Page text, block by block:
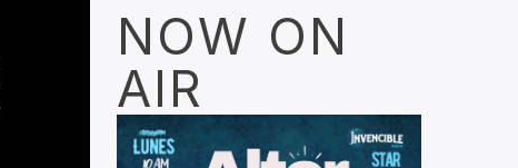
NOW ON
AIR